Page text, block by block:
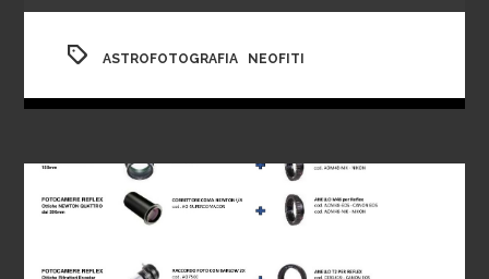
ASTROFOTOGRAFIA NEOFITI